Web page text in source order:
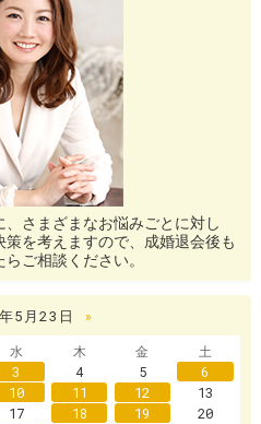
さまざまなお悩みごとに対し
を考えますので、成婚退会後も
ご相談ください。
5月23日
»
水 木 金
土
3 4 5
6
10 11 12
13
17 18 19
20